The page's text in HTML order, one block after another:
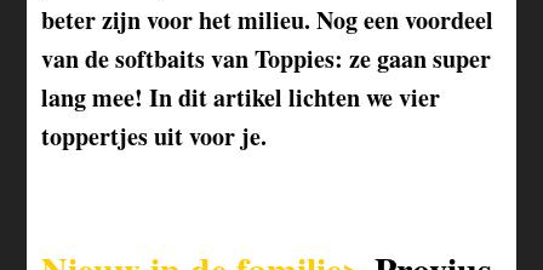
beter zijn voor het milieu. Nog een voordeel
van de softbaits van Toppies: ze gaan super
lang mee! In dit artikel lichten we vier
toppertjes uit voor je.